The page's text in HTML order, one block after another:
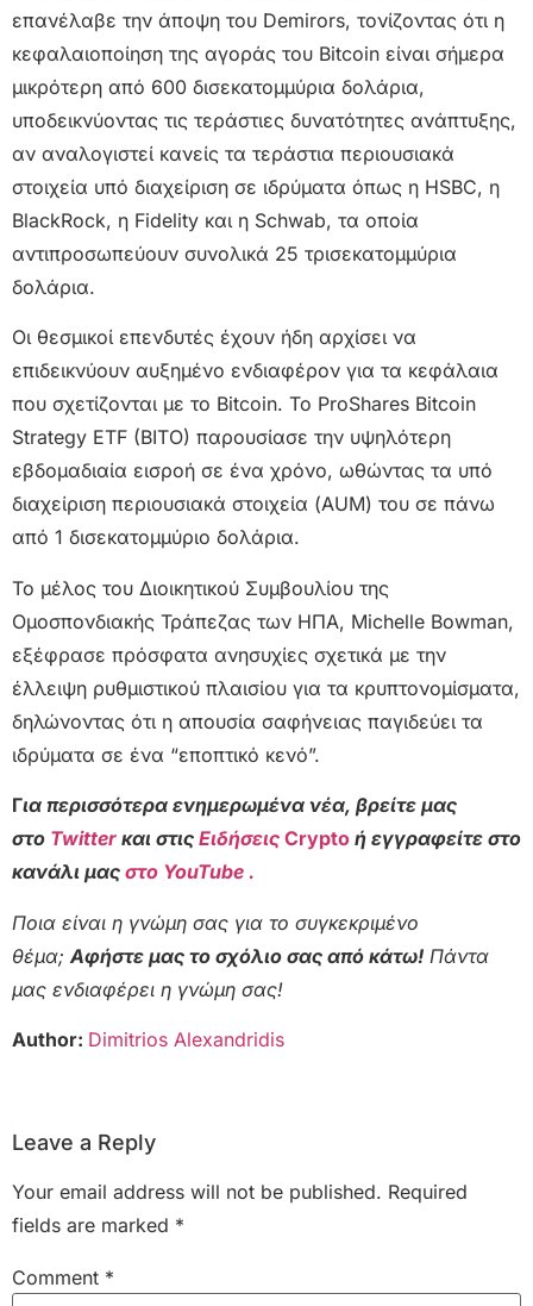
επανέλαβε την άποψη του Demirors, τονίζοντας ότι η
κεφαλαιοποίηση της αγοράς του Bitcoin είναι σήμερα
μικρότερη από 600 δισεκατομμύρια δολάρια,
υποδεικνύοντας τις τεράστιες δυνατότητες ανάπτυξης,
αν αναλογιστεί κανείς τα τεράστια περιουσιακά
στοιχεία υπό διαχείριση σε ιδρύματα όπως η HSBC, η
BlackRock, η Fidelity και η Schwab, τα οποία
αντιπροσωπεύουν συνολικά 25 τρισεκατομμύρια
δολάρια.
Οι θεσμικοί επενδυτές έχουν ήδη αρχίσει να
επιδεικνύουν αυξημένο ενδιαφέρον για τα κεφάλαια
που σχετίζονται με το Bitcoin. Το ProShares Bitcoin
Strategy ETF (BITO) παρουσίασε την υψηλότερη
εβδομαδιαία εισροή σε ένα χρόνο, ωθώντας τα υπό
διαχείριση περιουσιακά στοιχεία (AUM) του σε πάνω
από 1 δισεκατομμύριο δολάρια.
Το μέλος του Διοικητικού Συμβουλίου της
Ομοσπονδιακής Τράπεζας των ΗΠΑ, Michelle Bowman,
εξέφρασε πρόσφατα ανησυχίες σχετικά με την
έλλειψη ρυθμιστικού πλαισίου για τα κρυπτονομίσματα,
δηλώνοντας ότι η απουσία σαφήνειας παγιδεύει τα
ιδρύματα σε ένα “εποπτικό κενό”.
Για περισσότερα ενημερωμένα νέα, βρείτε μας
στο Twitter και στις Ειδήσεις Crypto ή εγγραφείτε στο
κανάλι μας στο YouTube .
Ποια είναι η γνώμη σας για το συγκεκριμένο
θέμα; Αφήστε μας το σχόλιο σας από κάτω! Πάντα
μας ενδιαφέρει η γνώμη σας!
Author: Dimitrios Alexandridis
Leave a Reply
Your email address will not be published. Required
fields are marked *
Comment *